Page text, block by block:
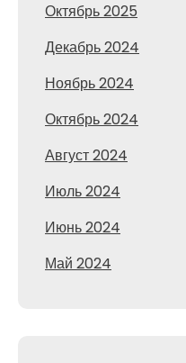
Октябрь 2025
Декабрь 2024
Ноябрь 2024
Октябрь 2024
Август 2024
Июль 2024
Июнь 2024
Май 2024